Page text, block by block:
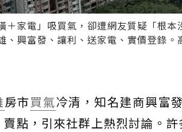
＋家電」吸買氣，卻遭網友質疑「根
、興富發、讓利、送家電、實價登錄
房市買氣冷清，知名建商興富
賣點，引來社群上熱烈討論。